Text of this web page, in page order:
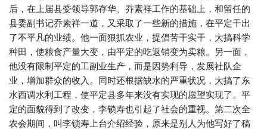
后，在上届县委领导郭存华、乔素祥工作的基础上，和留任的
县委副书记乔素祥一道，又采取了一些新的措施，在平定干出
了不平凡的业绩。他一面狠抓农业，提倡苦干实干，大搞科学
种田，使粮食产量大变，由平定的吃返销变为卖粮。另一面，
他没有限制平定的工副业生产，而是因势利导，发展社队企
业，增加群众的收入。同时还根据缺水的严重状况，大搞了东
水西调水利工程，使平定县多年来没有实现的愿望实现了。平
定的面貌得到了改变，李锁寿也引起了社会的重视。第二次全
农会期间，叫李锁寿上台介绍经验，原来是别人为他写好了稿